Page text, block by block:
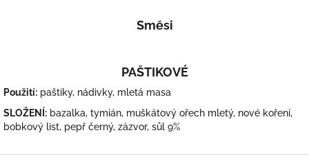
Směsi
PAŠTIKOVÉ
Použití: paštiky, nádivky, mletá masa
SLOŽENÍ: bazalka, tymián, muškátový ořech mletý, nové koření,
bobkový list, pepř černý, zázvor, sůl 9%